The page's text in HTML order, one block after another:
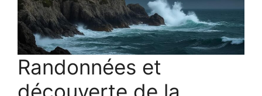
Randonnées et
découverte de la